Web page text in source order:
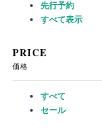
先行予約
すべて表示
PRICE
価格
すべて
セール